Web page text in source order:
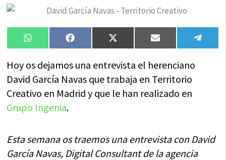
Compartir
en
WhatsAppCompartir
en
FacebookCompartir
en
X
(Twitter)
Compartir
en
Email
en
Hoy os dejamos una entrevista el herenciano
David García Navas que trabaja en Territorio
Creativo en Madrid y que le han realizado en
Grupo Ingenia.
Esta semana os traemos una entrevista con David
García Navas, Digital Consultant de la agencia